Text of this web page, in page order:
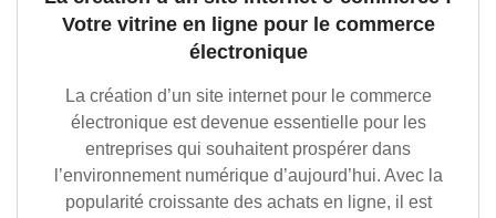
Votre vitrine en ligne pour le commerce
électronique
La création d’un site internet pour le commerce
électronique est devenue essentielle pour les
entreprises qui souhaitent prospérer dans
l’environnement numérique d’aujourd’hui. Avec la
popularité croissante des achats en ligne, il est